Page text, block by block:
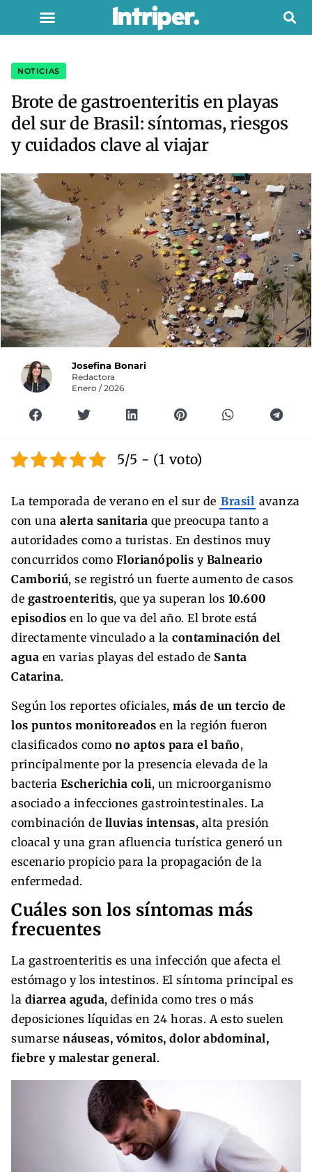
NOTICIAS
Brote de gastroenteritis en playas
del sur de Brasil: síntomas, riesgos
y cuidados clave al viajar
Josefina Bonari
Redactora
Enero / 2026
5/5 - (1 voto)
La temporada de verano en el sur de Brasil avanza
con una alerta sanitaria que preocupa tanto a
autoridades como a turistas. En destinos muy
concurridos como Florianópolis y Balneario
Camboriú, se registró un fuerte aumento de casos
de gastroenteritis, que ya superan los 10.600
episodios en lo que va del año. El brote está
directamente vinculado a la contaminación del
agua en varias playas del estado de Santa
Catarina.
Según los reportes oficiales, más de un tercio de
los puntos monitoreados en la región fueron
clasificados como no aptos para el baño,
principalmente por la presencia elevada de la
bacteria Escherichia coli, un microorganismo
asociado a infecciones gastrointestinales. La
combinación de lluvias intensas, alta presión
cloacal y una gran afluencia turística generó un
escenario propicio para la propagación de la
enfermedad.
Cuáles son los síntomas más
frecuentes
La gastroenteritis es una infección que afecta el
estómago y los intestinos. El síntoma principal es
la diarrea aguda, definida como tres o más
deposiciones líquidas en 24 horas. A esto suelen
sumarse náuseas, vómitos, dolor abdominal,
fiebre y malestar general.